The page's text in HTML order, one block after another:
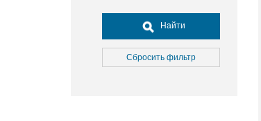
Досуг, туризм и отдых
Культура
Медицина
Найти
Сбросить фильтр